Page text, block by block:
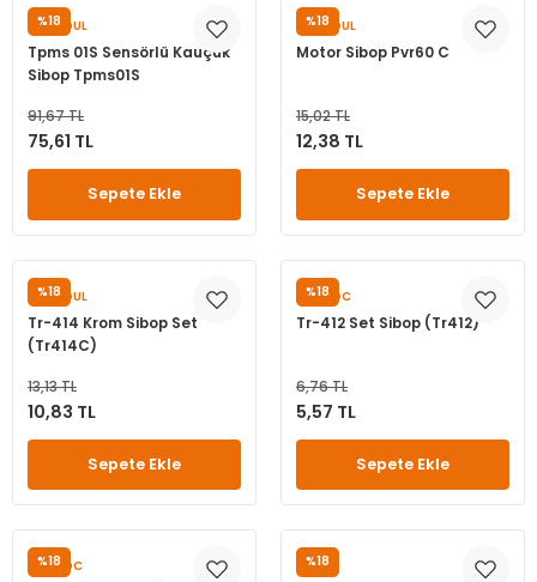
%18
SUNSOUL
Tpms 01S Sensörlü Kauçuk
Sibop Tpms01S
91,67 TL
75,61 TL
Sepete Ekle
%18
SUNSOUL
Motor Sibop Pvr60 C
15,02 TL
12,38 TL
Sepete Ekle
%18
SUNSOUL
Tr-414 Krom Sibop Set
(Tr414C)
13,13 TL
10,83 TL
Sepete Ekle
%18
OUYADC
Tr-412 Set Sibop (Tr412)
6,76 TL
5,57 TL
Sepete Ekle
%18
OUYADC %18
EHA